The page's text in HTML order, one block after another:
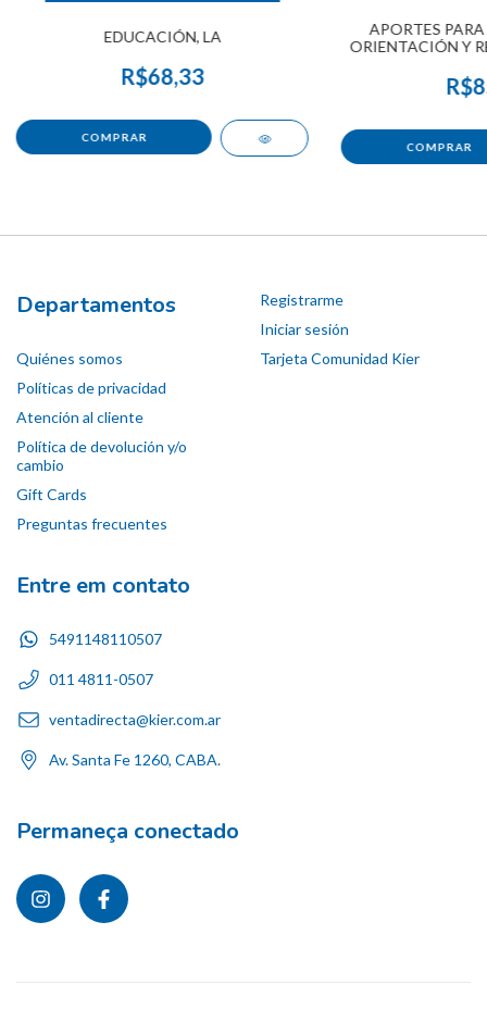
EDUCACIÓN, LA
R$68,33
APORTES
ORIENTACIÓN Y
Departamentos
Quiénes somos
Políticas de privacidad
Atención al cliente
Política de devolución y/o
cambio
Gift Cards
Preguntas frecuentes
Registrarme
Iniciar sesión
Tarjeta Comunidad Kier
Entre em contato
5491148110507
011 4811-0507
ventadirecta@kier.com.ar
Av. Santa Fe 1260, CABA.
Permaneça conectado